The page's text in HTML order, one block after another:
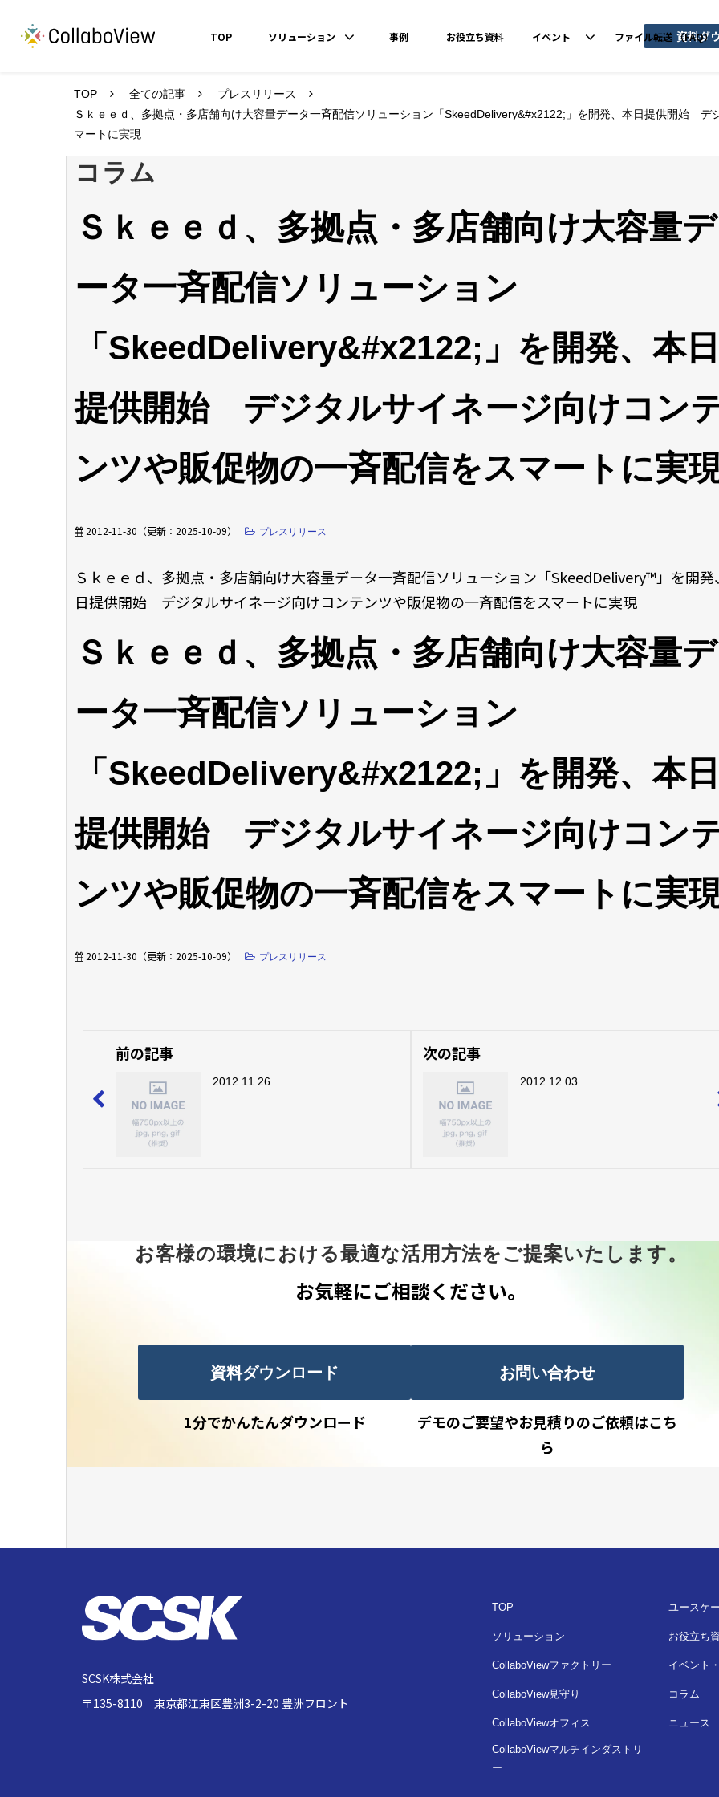
資料ダ
TOP ソリューション 事例 お役立ち資料 イベント ファイル転送 （FAQ）
TOP 全ての記事
プレスリリース
Ｓｋｅｅｄ、多拠点・多店舗向け大容量データ一斉配信ソリューション「SkeedDelivery&#x2122;」を開発、本日提供開始 デ
マートに実現
コラム
Ｓｋｅｅｄ、多拠点・多店舗向け大容量デ
ータ一斉配信ソリューション
「SkeedDelivery&#x2122;」を開発、本日
提供開始 デジタルサイネージ向けコン
ンツや販促物の一斉配信をスマートに実
2012-11-30 （更新： 2025-10-09） プレスリリース
Ｓｋｅｅｄ、多拠点・多店舗向け大容量データ一斉配信ソリューション「SkeedDelivery™」を開発
日提供開始 デジタルサイネージ向けコンテンツや販促物の一斉配信をスマートに実現
Ｓｋｅｅｄ、多拠点・多店舗向け大容量デ
ータ一斉配信ソリューション
「SkeedDelivery&#x2122;」を開発、本日
提供開始 デジタルサイネージ向けコン
ンツや販促物の一斉配信をスマートに実
2012-11-30 （更新： 2025-10-09） プレスリリース
前の記事
2012.11.26
次の記事
2012.12.03
お客様の環境における最適な活用方法をご提案いたします。
お気軽にご相談ください。
資料ダウンロード
1分でかんたんダウンロード
お問い合わせ
デモのご要望やお見積りのご依頼はこち
ら
SCSK株式会社
〒135-8110 東京都江東区豊洲3-2-20 豊洲フロント
TOP
ソリューション
CollaboViewファクトリー
CollaboView見守り
CollaboViewオフィス
CollaboViewマルチインダストリ
ー
ユースケ
お役立ち
イベント
コラム
ニュース